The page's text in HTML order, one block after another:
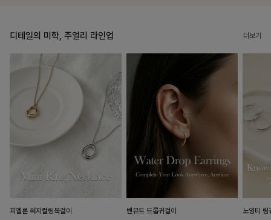
디테일의 미학, 주얼리 라인업 더보기
피엘룬 써지컬링목걸이 벤뮤트 드롭귀걸이 노잉티 링